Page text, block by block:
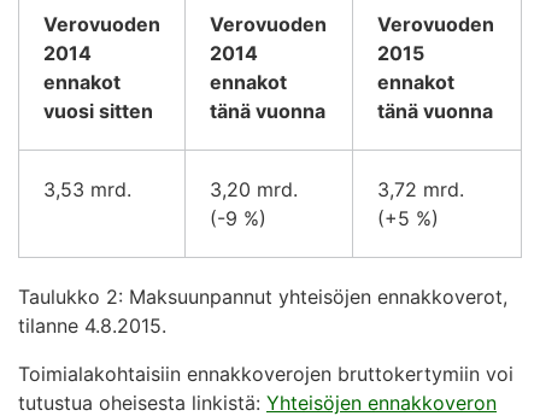
Verovuoden
2014
ennakot
vuosi sitten
Verovuoden
2014
ennakot
tänä vuonna
Verovuoden
2015
ennakot
tänä vuonna
3,53 mrd.
3,20 mrd.
(-9 %)
3,72 mrd.
(+5 %)
Taulukko 2: Maksuunpannut yhteisöjen ennakkoverot,
tilanne 4.8.2015.
Toimialakohtaisiin ennakkoverojen bruttokertymiin voi
tutustua oheisesta linkistä: Yhteisöjen ennakkoveron